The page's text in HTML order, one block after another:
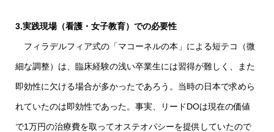
3.実践現場（看護・女子教育）での必要性
フィラデルフィア式の「マコーネルの本」による短テコ（微
細な調整）は、臨床経験の浅い卒業生には習得が難しく、また
即効性に欠ける場合が多かったであろう。当時の日本で求めら
れていたのは即効性であった。事実、リードDOは現在の価値
で1万円の治療費を取ってオステオパシーを提供していたので